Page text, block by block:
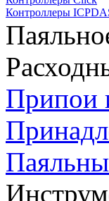
Контроллеры
Припои